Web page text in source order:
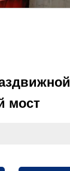
мост